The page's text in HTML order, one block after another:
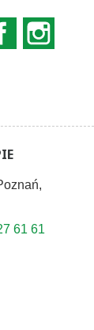
Facebook
61 61